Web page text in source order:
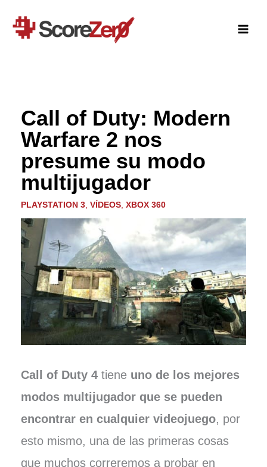
contenido
Call of Duty: Modern
Warfare 2 nos
presume su modo
multijugador
PLAYSTATION 3, VÍDEOS, XBOX 360
Call of Duty 4tiene uno de los mejores
modos multijugador que se pueden
encontrar en cualquier videojuego, por
esto mismo, una de las primeras cosas
que muchos correremos a probar en